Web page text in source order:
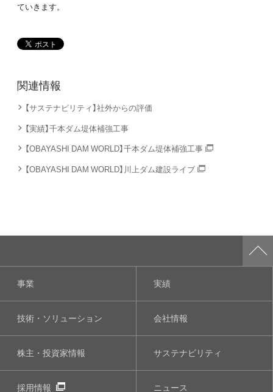
ていきます。
関連情報
【サステナビリティ】社外からの評価
【実績】千本ダム堤体補強工事
【OBAYASHI DAM WORLD】千本ダム堤体補強工事
【OBAYASHI DAM WORLD】川上ダム建設ライブ
事業 実績
技術・ソリューション 会社情報
株主・投資家情報 サステナビリティ
採用情報 ニュース